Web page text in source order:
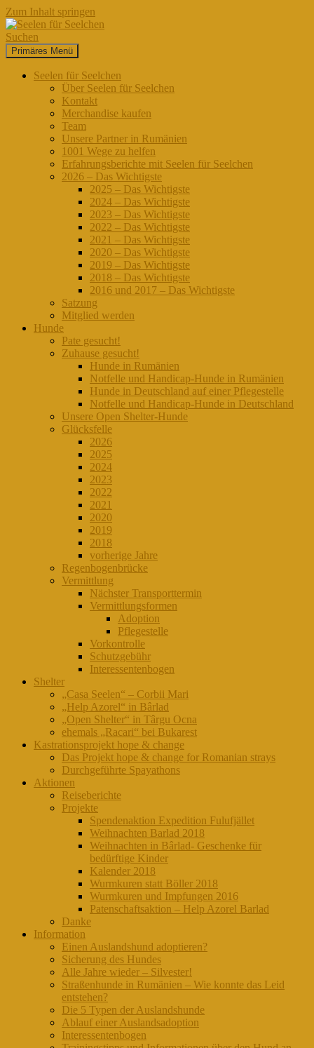
Zum Inhalt springen
Seelen für Seelchen
Suchen
Primäres Menü
Seelen für Seelchen
Über Seelen für Seelchen
Kontakt
Merchandise kaufen
Team
Unsere Partner in Rumänien
1001 Wege zu helfen
Erfahrungsberichte mit Seelen für Seelchen
2026 – Das Wichtigste
2025 – Das Wichtigste
2024 – Das Wichtigste
2023 – Das Wichtigste
2022 – Das Wichtigste
2021 – Das Wichtigste
2020 – Das Wichtigste
2019 – Das Wichtigste
2018 – Das Wichtigste
2016 und 2017 – Das Wichtigste
Satzung
Mitglied werden
Hunde
Pate gesucht!
Zuhause gesucht!
Hunde in Rumänien
Notfelle und Handicap-Hunde in Rumänien
Hunde in Deutschland auf einer Pflegestelle
Notfelle und Handicap-Hunde in Deutschland
Unsere Open Shelter-Hunde
Glücksfelle
2026
2025
2024
2023
2022
2021
2020
2019
2018
vorherige Jahre
Regenbogenbrücke
Vermittlung
Nächster Transporttermin
Vermittlungsformen
Adoption
Pflegestelle
Vorkontrolle
Schutzgebühr
Interessentenbogen
Shelter
„Casa Seelen“ – Corbii Mari
„Help Azorel“ in Bârlad
„Open Shelter“ in Târgu Ocna
ehemals „Racari“ bei Bukarest
Kastrationsprojekt hope & change
Das Projekt hope & change for Romanian strays
Durchgeführte Spayathons
Aktionen
Reiseberichte
Projekte
Spendenaktion Expedition Fulufjället
Weihnachten Barlad 2018
Weihnachten in Bârlad- Geschenke für
bedürftige Kinder
Kalender 2018
Wurmkuren statt Böller 2018
Wurmkuren und Impfungen 2016
Patenschaftsaktion – Help Azorel Barlad
Danke
Information
Einen Auslandshund adoptieren?
Sicherung des Hundes
Alle Jahre wieder – Silvester!
Straßenhunde in Rumänien – Wie konnte das Leid
entstehen?
Die 5 Typen der Auslandshunde
Ablauf einer Auslandsadoption
Interessentenbogen